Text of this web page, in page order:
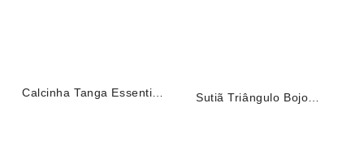
Calcinha Tanga Essentials
Sutiã Triângulo Bojo